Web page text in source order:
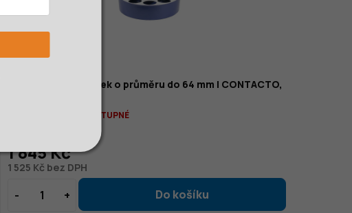
Stojan na 9 skleniček o průměru do 64 mm | CONTACTO,
MOMENTÁLNĚ NEDOSTUPNÉ
1 525 Kč bez DPH
1 845 Kč